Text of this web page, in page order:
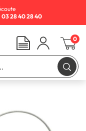
03 28 40 28 40
0